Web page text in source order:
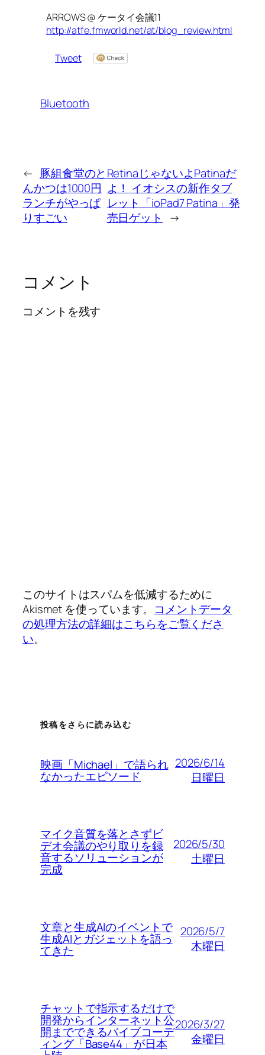
ARROWS @ ケータイ会議11
http://atfe.fmworld.net/at/blog_review.html
Tweet
Bluetooth
← 豚組食堂のと
んかつは1000円
ランチがやっぱ
りすごい
RetinaじゃないよPatinaだ
よ！ イオシスの新作タブ
レット「ioPad7 Patina」発
売日ゲット
→
コメント
コメントを残す
このサイトはスパムを低減するために
Akismet を使っています。 コメントデータ
の処理方法の詳細はこちらをご覧くださ
い。
投稿をさらに読み込む
映画「Michael」で語られ
なかったエピソード
2026/6/14
日曜日
マイク音質を落とさずビ
デオ会議のやり取りを録
音するソリューションが
完成
2026/5/30
土曜日
文章と生成AIのイベントで
生成AIとガジェットを語っ
てきた
2026/5/7
木曜日
チャットで指示するだけで
開発からインターネット公
開までできるバイブコーデ
ィング「Base44」が日本
2026/3/27
金曜日